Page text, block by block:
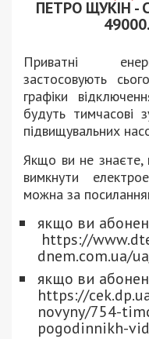
ПЕТРО ЩУКІН -
Приватні
застосовують
графіки
будуть тимчасові
підвищувальних
Якщо ви не знаєте,
вимкнути
можна за
якщо ви
https://
dnem.com.ua/
якщо ви
https://
novyny/754-
pogodinnikh-